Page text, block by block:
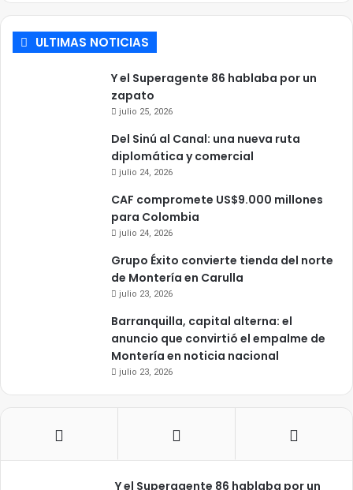
ULTIMAS NOTICIAS
Y el Superagente 86 hablaba por un
zapato
julio 25, 2026
Del Sinú al Canal: una nueva ruta
diplomática y comercial
julio 24, 2026
CAF compromete US$9.000 millones
para Colombia
julio 24, 2026
Grupo Éxito convierte tienda del norte
de Montería en Carulla
julio 23, 2026
Barranquilla, capital alterna: el
anuncio que convirtió el empalme de
Montería en noticia nacional
julio 23, 2026
Y el Superagente 86 hablaba por un